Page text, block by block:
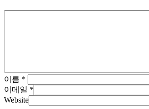
이름 *
이메일 *
Website